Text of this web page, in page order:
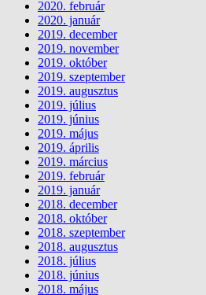
2020. február
2020. január
2019. december
2019. november
2019. október
2019. szeptember
2019. augusztus
2019. július
2019. június
2019. május
2019. április
2019. március
2019. február
2019. január
2018. december
2018. október
2018. szeptember
2018. augusztus
2018. július
2018. június
2018. május